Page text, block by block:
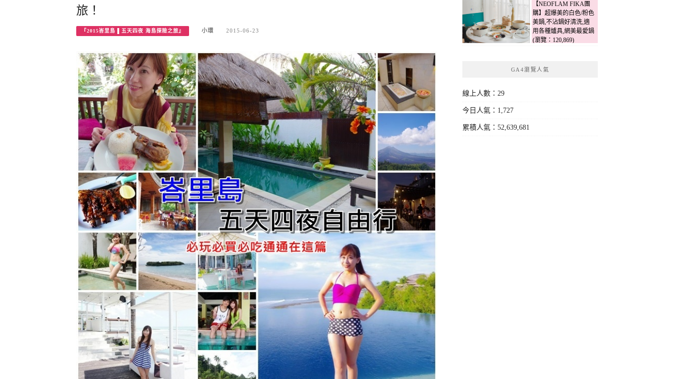
旅！
『2015峇里島 ▌五天四夜 海島探險之旅』 小環 2015-06-23
【NEOFLAM FIKA團
購】超爆美的白色/粉色
美鍋,不沾鍋好清洗,適
用各種爐具,網美最愛鍋
(瀏覽：120,869)
GA4瀏覽人氣
線上人數：29
今日人氣：1,727
累積人氣：52,639,681